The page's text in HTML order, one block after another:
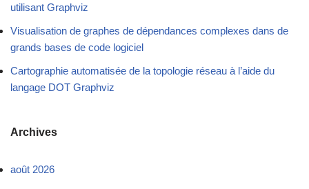
utilisant Graphviz
Visualisation de graphes de dépendances complexes dans de
grands bases de code logiciel
Cartographie automatisée de la topologie réseau à l’aide du
langage DOT Graphviz
Archives
août 2026